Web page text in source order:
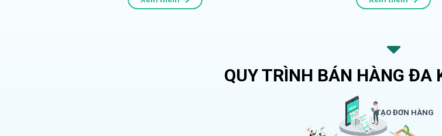
QUY TRÌNH BÁN HÀNG ĐA
TẠO ĐƠN HÀNG